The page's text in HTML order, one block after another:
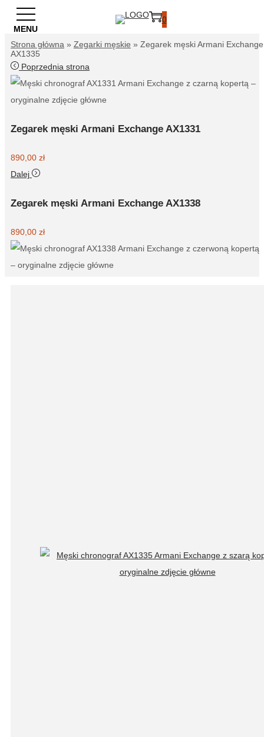
0
Strona główna » Zegarki męskie » Zegarek męski Armani Exchange
AX1335
Poprzednia strona
Zegarek męski Armani Exchange AX1331
890,00 zł
Dalej
Zegarek męski Armani Exchange AX1338
890,00 zł